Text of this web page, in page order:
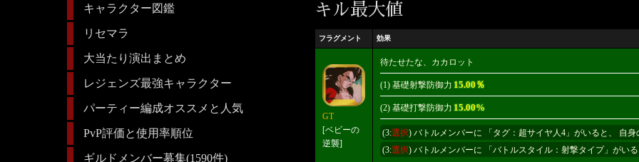
キル最大値
フラグメント 効果
GT
[ベビーの
逆襲]
待たせたな、カカロット
(1) 基礎射撃防御力 15.00％
(2) 基礎打撃防御力 15.00%
(3:選択) バトルメンバーに 「タグ：超サイヤ人4」がいると、 自身
(3:選択) バトルメンバーに 「バトルスタイル：射撃タイプ」がい
キャラクター図鑑
リセマラ
大当たり演出まとめ
レジェンズ最強キャラクター
パーティー編成オススメと人気
PvP評価と使用率順位
ギルドメンバー募集(1590件)